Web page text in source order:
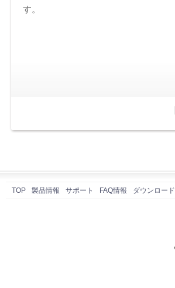
す。
TOP 製品情報 サポート FAQ情報 ダウンロード